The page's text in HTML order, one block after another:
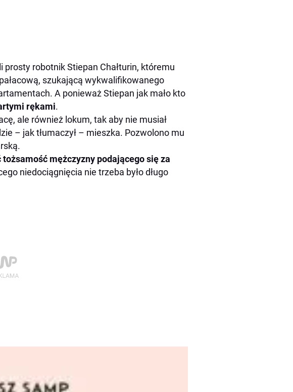
prosty robotnik Stiepan Chałturin, któremu
szukającą wykwalifikowanego
A ponieważ Stiepan jak mało kto
rękami.
ale również lokum, tak aby nie musiał
– jak tłumaczył – mieszka. Pozwolono mu
mężczyzny podającego się za
niedociągnięcia nie trzeba było długo